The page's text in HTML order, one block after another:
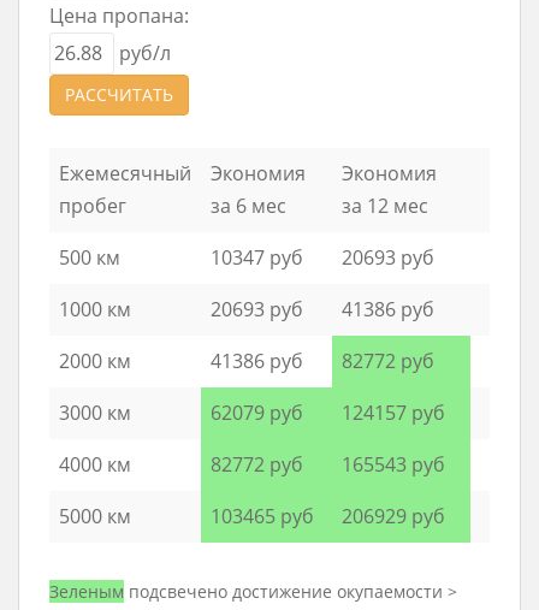
Цена пропана:
руб/л
РАССЧИТАТЬ
Ежемесячный
пробег
Экономия
за 6 мес
Экономия
за 12 мес
500 км
10347 руб
20693 руб
1000 км
20693 руб
41386 руб
2000 км
41386 руб
82772 руб
3000 км
62079 руб
124157 руб
4000 км
82772 руб
165543 руб
5000 км
103465 руб 206929 руб
Зеленым подсвечено достижение окупаемости >